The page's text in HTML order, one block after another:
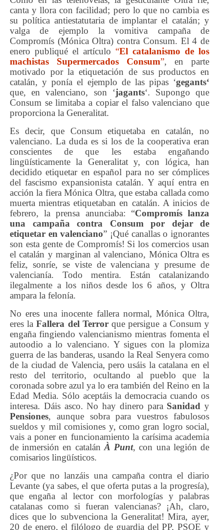
canta y llora con facilidad; pero lo que no cambia es
su política antiestatutaria de implantar el catalán; y
valga de ejemplo la vomitiva campaña de
Compromís (Mónica Oltra) contra Consum. El 4 de
enero publiqué el artículo “El catalanismo de los
machistas Supermercados Consum”, en parte
motivado por la etiquetación de sus productos en
catalán, y ponía el ejemplo de las pipas ‘gegants‘
que, en valenciano, son ‘jagants‘. Supongo que
Consum se limitaba a copiar el falso valenciano que
proporciona la Generalitat.
Es decir, que Consum etiquetaba en catalán, no
valenciano. La duda es si los de la cooperativa eran
conscientes de que les estaba engañando
lingüísticamente la Generalitat y, con lógica, han
decidido etiquetar en español para no ser cómplices
del fascismo expansionista catalán. Y aquí entra en
acción la fiera Mónica Oltra, que estaba callada como
muerta mientras etiquetaban en catalán. A inicios de
febrero, la prensa anunciaba: “Compromís lanza
una campaña contra Consum por dejar de
etiquetar en valenciano” ¡Qué canallas o ignorantes
son esta gente de Compromís! Si los comercios usan
el catalán y marginan al valenciano, Mónica Oltra es
feliz, sonríe, se viste de valenciana y presume de
valencianía. Todo mentira. Están catalanizando
ilegalmente a los niños desde los 6 años, y Oltra
ampara la felonía.
No eres una inocente fallera normal, Mónica Oltra,
eres laFallera del Terrorque persigue a Consum y
engaña fingiendo valencianismo mientras fomenta el
autoodio a lo valenciano. Y sigues con la plomiza
guerra de las banderas, usando la Real Senyera como
de la ciudad de Valencia, pero usáis la catalana en el
resto del territorio, ocultando al pueblo que la
coronada sobre azul ya lo era también del Reino en la
Edad Media. Sólo aceptáis la democracia cuando os
interesa. Dáis asco. No hay dinero para Sanidad y
Pensiones, aunque sobra para vuestros fabulosos
sueldos y mil comisiones y, como gran logro social,
vais a poner en funcionamiento la carísima academia
de inmersión en catalán À Punt, con una legión de
comisarios lingüísticos.
¿Por que no lanzáis una campaña contra el diario
Levante (ya sabes, el que oferta putas a la progresía),
que engaña al lector con morfologías y palabras
catalanas como si fueran valencianas? ¡Ah, claro,
dices que lo subvenciona la Generalitat! Mira, ayer,
20 de enero, el filólogo de guardia del PP, PSOE y